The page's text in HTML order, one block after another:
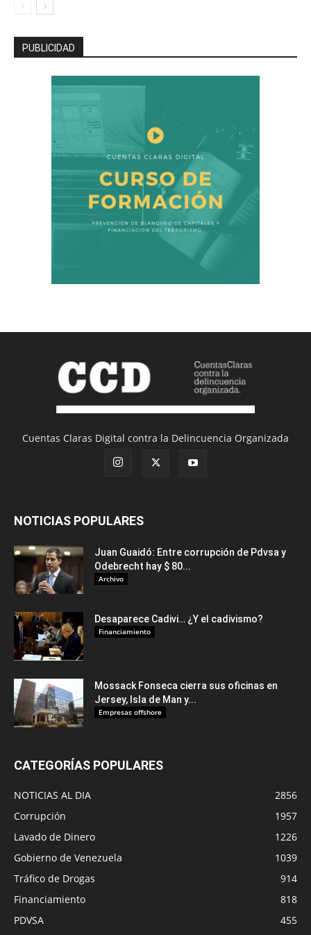
PUBLICIDAD
Cuentas Claras Digital contra la Delincuencia Organizada
NOTICIAS POPULARES
Juan Guaidó: Entre corrupción de Pdvsa y
Odebrecht hay $ 80...
Archivo
Desaparece Cadivi… ¿Y el cadivismo?
Financiamiento
Mossack Fonseca cierra sus oficinas en
Jersey, Isla de Man y...
Empresas offshore
CATEGORÍAS POPULARES
NOTICIAS AL DIA
2856
Corrupción
1957
Lavado de Dinero
1226
Gobierno de Venezuela
1039
Tráfico de Drogas
914
Financiamiento
818
PDVSA
455